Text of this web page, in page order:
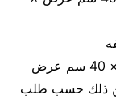
حجم غرفة الشرنك – الفرن 80 سم طول × 40 سم عرض
من ذلك حسب طلب